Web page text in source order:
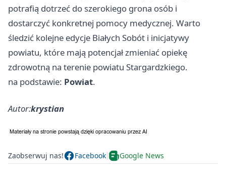
potrafią dotrzeć do szerokiego grona osób i
dostarczyć konkretnej pomocy medycznej. Warto
śledzić kolejne edycje Białych Sobót i inicjatywy
powiatu, które mają potencjał zmieniać opiekę
zdrowotną na terenie powiatu Stargardzkiego.
na podstawie: Powiat.
Autor:krystian
Zaobserwuj nas! Facebook Google News